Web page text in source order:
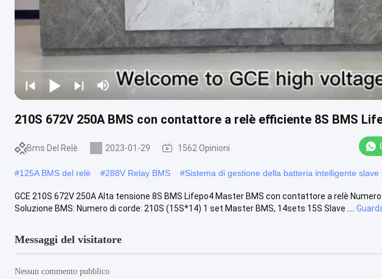
210S 672V 250A BMS con contattore a relè efficiente 8S BMS
Bms Del Relè 2023-01-29 1562 Opinioni
#125A BMS del relè #288V Relay BMS #Sistema di gestione della batteria intelligente slave
GCE 210S 672V 250A Alta tensione 8S BMS Lifepo4 Master BMS con contattore a relè
Soluzione BMS: Numero di corde: 210S (15S*14) 1 set Master BMS, 14sets 15S Slave ....
Messaggi del visitatore
Nessun commento pubblico